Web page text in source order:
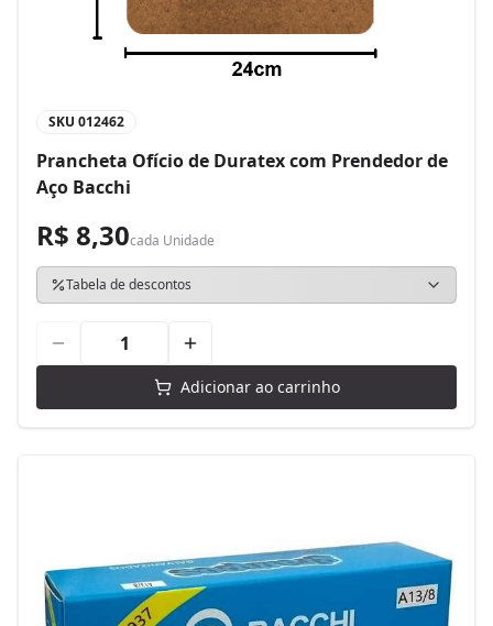
SKU 012462
Prancheta Ofício de Duratex com Prendedor de
Aço Bacchi
R$ 8,30cada Unidade
Tabela de descontos
Adicionar ao carrinho